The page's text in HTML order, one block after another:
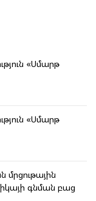
«Սմարթ
«Սմարթ
մրցութային
գնման բաց